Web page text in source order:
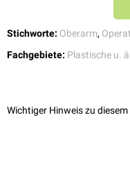
Stichworte: Oberarm,
Fachgebiete: Plastische u.
Wichtiger Hinweis zu